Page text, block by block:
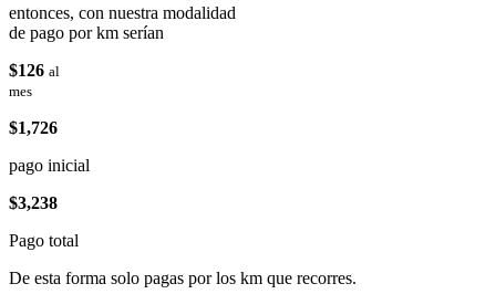
entonces, con nuestra modalidad
de pago por km serían
$126 al
mes
$1,726
pago inicial
$3,238
Pago total
De esta forma solo pagas por los km que recorres.